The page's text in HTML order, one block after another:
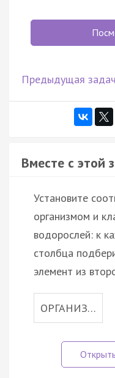
Предыдущая
Вместе с этой
Установите
организмом и
водорослей: к
столбца
элемент из
ОРГАНИЗ…